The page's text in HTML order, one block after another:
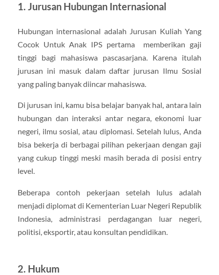
1. Jurusan Hubungan Internasional
Hubungan internasional adalah Jurusan Kuliah Yang
Cocok Untuk Anak IPS pertama memberikan gaji
tinggi bagi mahasiswa pascasarjana. Karena itulah
jurusan ini masuk dalam daftar jurusan Ilmu Sosial
yang paling banyak diincar mahasiswa.
Di jurusan ini, kamu bisa belajar banyak hal, antara lain
hubungan dan interaksi antar negara, ekonomi luar
negeri, ilmu sosial, atau diplomasi. Setelah lulus, Anda
bisa bekerja di berbagai pilihan pekerjaan dengan gaji
yang cukup tinggi meski masih berada di posisi entry
level.
Beberapa contoh pekerjaan setelah lulus adalah
menjadi diplomat di Kementerian Luar Negeri Republik
Indonesia, administrasi perdagangan luar negeri,
politisi, eksportir, atau konsultan pendidikan.
2. Hukum